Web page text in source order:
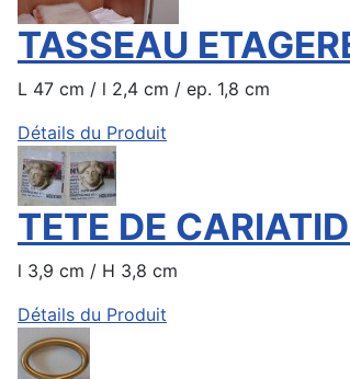
TASSEAU
L 47 cm / l 2,4 cm / ep. 1,8 cm
Détails du Produit
TETE DE
l 3,9 cm / H 3,8 cm
Détails du Produit